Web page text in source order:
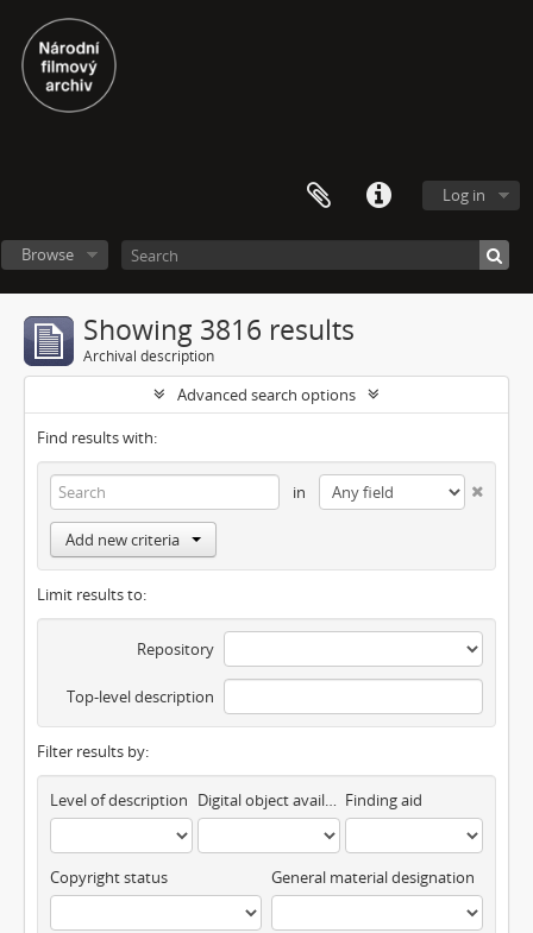
Log in
Browse
Showing 3816 results
Archival description
Advanced search options
Find results with:
in
Add new criteria
Limit results to:
Repository
Top-level description
Filter results by:
Level of description Digital object available Finding aid
Copyright status General material designation